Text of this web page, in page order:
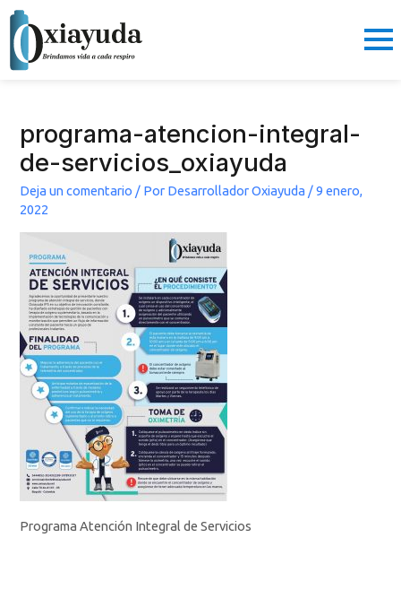
contenido
programa-atencion-integral-
de-servicios_oxiayuda
Deja un comentario / Por Desarrollador Oxiayuda /9 enero,
2022
Programa Atención Integral de Servicios